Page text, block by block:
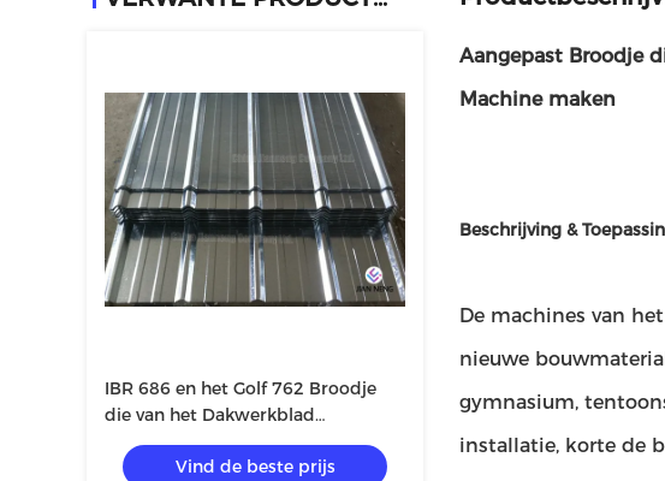
IBR 686 en het Golf 762 Broodje
die van het Dakwerkblad
Machine4kw Macht vormen
Vind de beste prijs
Aangepast Broodje
Machine maken
Beschrijving &
De machines van
nieuwe
gymnasium,
installatie, korte de